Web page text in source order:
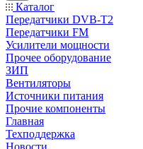
Каталог
Передатчики DVB-T2
Передатчики FM
Усилители мощности
Прочее оборудование
ЗИП
Вентиляторы
Источники питания
Прочие компоненты
Главная
Техподдержка
Новости